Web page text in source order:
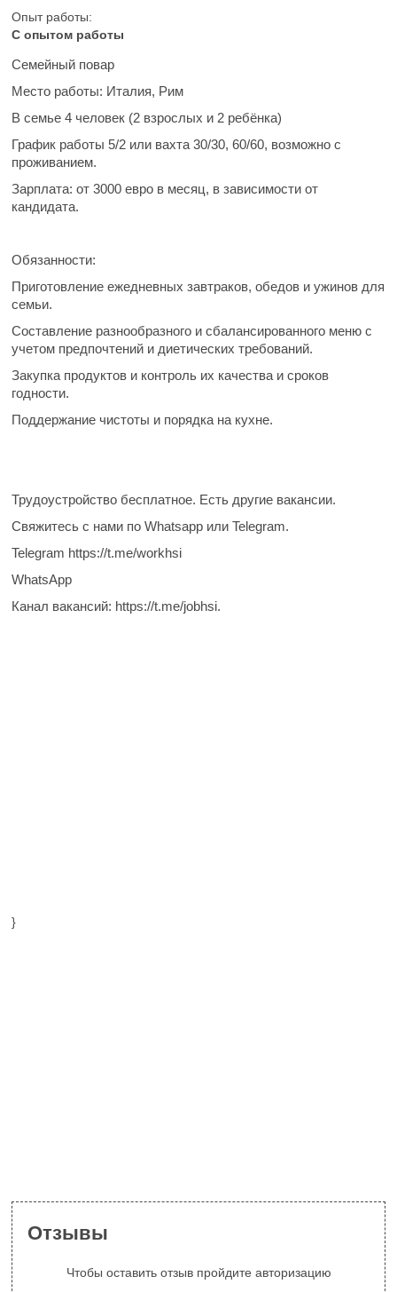
Опыт работы:
С опытом работы
Семейный повар
Место работы: Италия, Рим
В семье 4 человек (2 взрослых и 2 ребёнка)
График работы 5/2 или вахта 30/30, 60/60, возможно с
проживанием.
Зарплата: от 3000 евро в месяц, в зависимости от
кандидата.
Обязанности:
Приготовление ежедневных завтраков, обедов и ужинов для
семьи.
Составление разнообразного и сбалансированного меню с
учетом предпочтений и диетических требований.
Закупка продуктов и контроль их качества и сроков
годности.
Поддержание чистоты и порядка на кухне.
Трудоустройство бесплатное. Есть другие вакансии.
Свяжитесь с нами по Whatsapp или Telegram.
Telegram https://t.me/workhsi
WhatsApp
Канал вакансий: https://t.me/jobhsi.
}
Отзывы
Чтобы оставить отзыв пройдите авторизацию